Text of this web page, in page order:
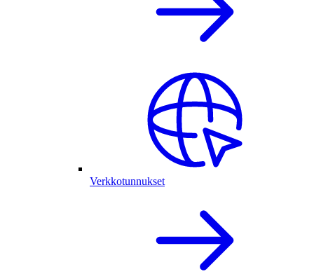
Verkkotunnukset